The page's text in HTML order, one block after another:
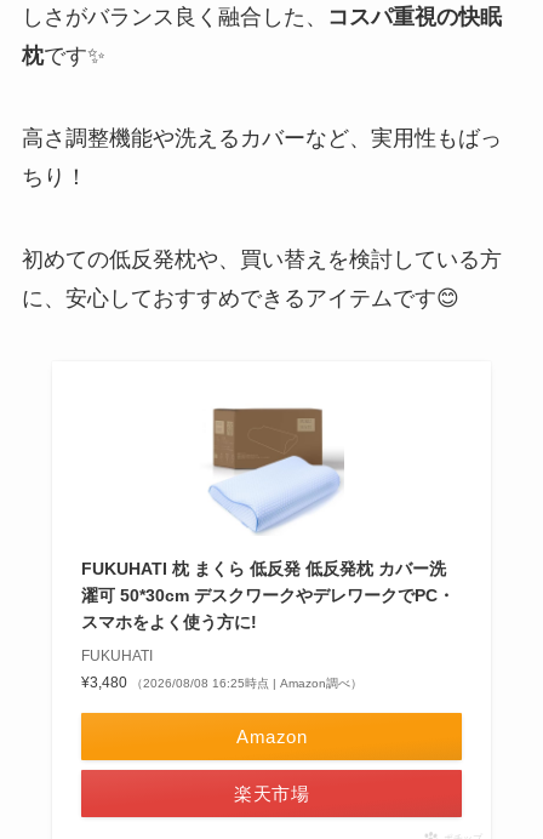
しさがバランス良く融合した、
コスパ重視の快眠
枕です✨
高さ調整機能や洗えるカバーなど、実用性もばっ
ちり！
初めての低反発枕や、買い替えを検討している方
に、安心しておすすめできるアイテムです😊
FUKUHATI 枕 まくら 低反発 低反発枕 カバー洗
濯可 50*30cm デスクワークやデレワークでPC・
スマホをよく使う方に!
FUKUHATI
¥3,480
（2026/08/08 16:25時点 | Amazon調べ）
Amazon
楽天市場